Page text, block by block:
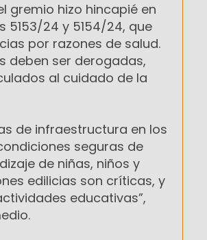
gremio hizo hincapié en
5153/24 y 5154/24, que
por razones de salud.
deben ser derogadas,
al cuidado de la
de infraestructura en los
seguras de
de niñas, niños y
edilicias son críticas, y
educativas”,